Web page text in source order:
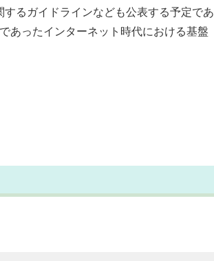
るガイドラインなども公表する予定であ
あったインターネット時代における基盤